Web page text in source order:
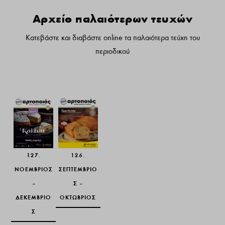
Αρχείο παλαιότερων τευχών
Κατεβάστε και διαβάστε online τα παλαιότερα τεύχη του
περιοδικού
127.
ΝΟΈΜΒΡΙΟΣ -
ΔΕΚΈΜΒΡΙΟΣ
127.
ΝΟΈΜΒΡΙΟΣ
–
ΔΕΚΈΜΒΡΙΟ
Σ
126.
ΣΕΠΤΈΜΒΡΙΟΣ
- ΟΚΤΏΒΡΙΟΣ
126.
ΣΕΠΤΈΜΒΡΙΟ
Σ –
ΟΚΤΏΒΡΙΟΣ